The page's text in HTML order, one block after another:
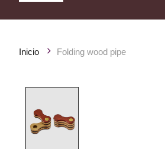
Inicio Folding wood pipe